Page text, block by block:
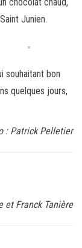
Junien.
souhaitant bon
quelques jours,
: Patrick Pelletier
et Franck Tanière